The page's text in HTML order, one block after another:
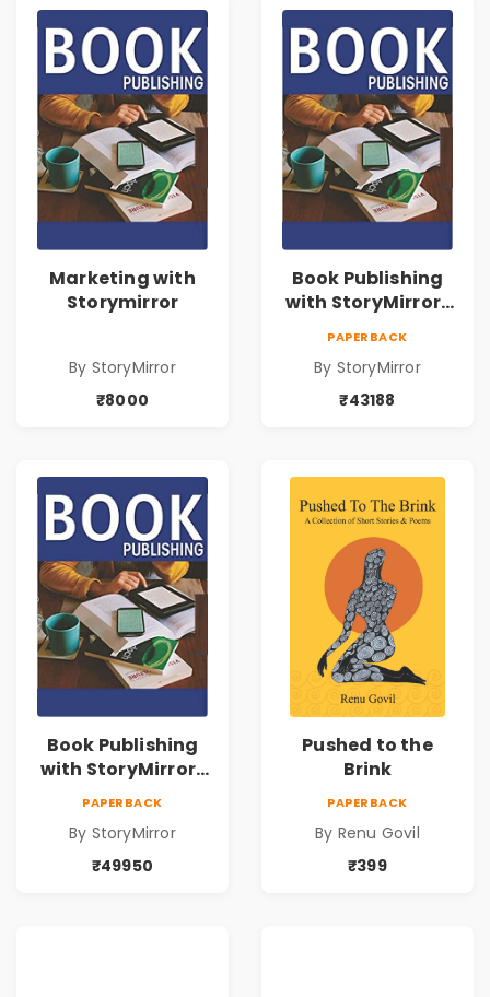
Marketing with
Storymirror
By StoryMirror
₹8000
Book Publishing
with StoryMirror |
PAPERBACK
By StoryMirror
₹43188
Book Publishing
with StoryMirror |
PAPERBACK
By StoryMirror
₹49950
Pushed to the
Brink
PAPERBACK
By Renu Govil
₹399